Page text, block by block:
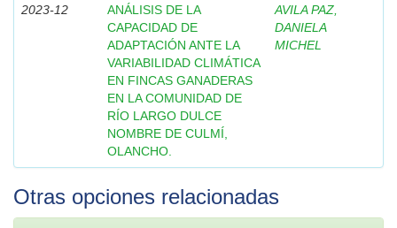
2023-12
ANÁLISIS DE LA
CAPACIDAD DE
ADAPTACIÓN ANTE LA
VARIABILIDAD CLIMÁTICA
EN FINCAS GANADERAS
EN LA COMUNIDAD DE
RÍO LARGO DULCE
NOMBRE DE CULMÍ,
OLANCHO.
AVILA PAZ,
DANIELA
MICHEL
Otras opciones relacionadas